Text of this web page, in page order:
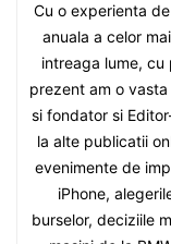
Cu o experienta
anuala a celor
intreaga lume,
prezent am o
si fondator si
la alte publicatii
evenimente de
iPhone,
burselor, deciziile